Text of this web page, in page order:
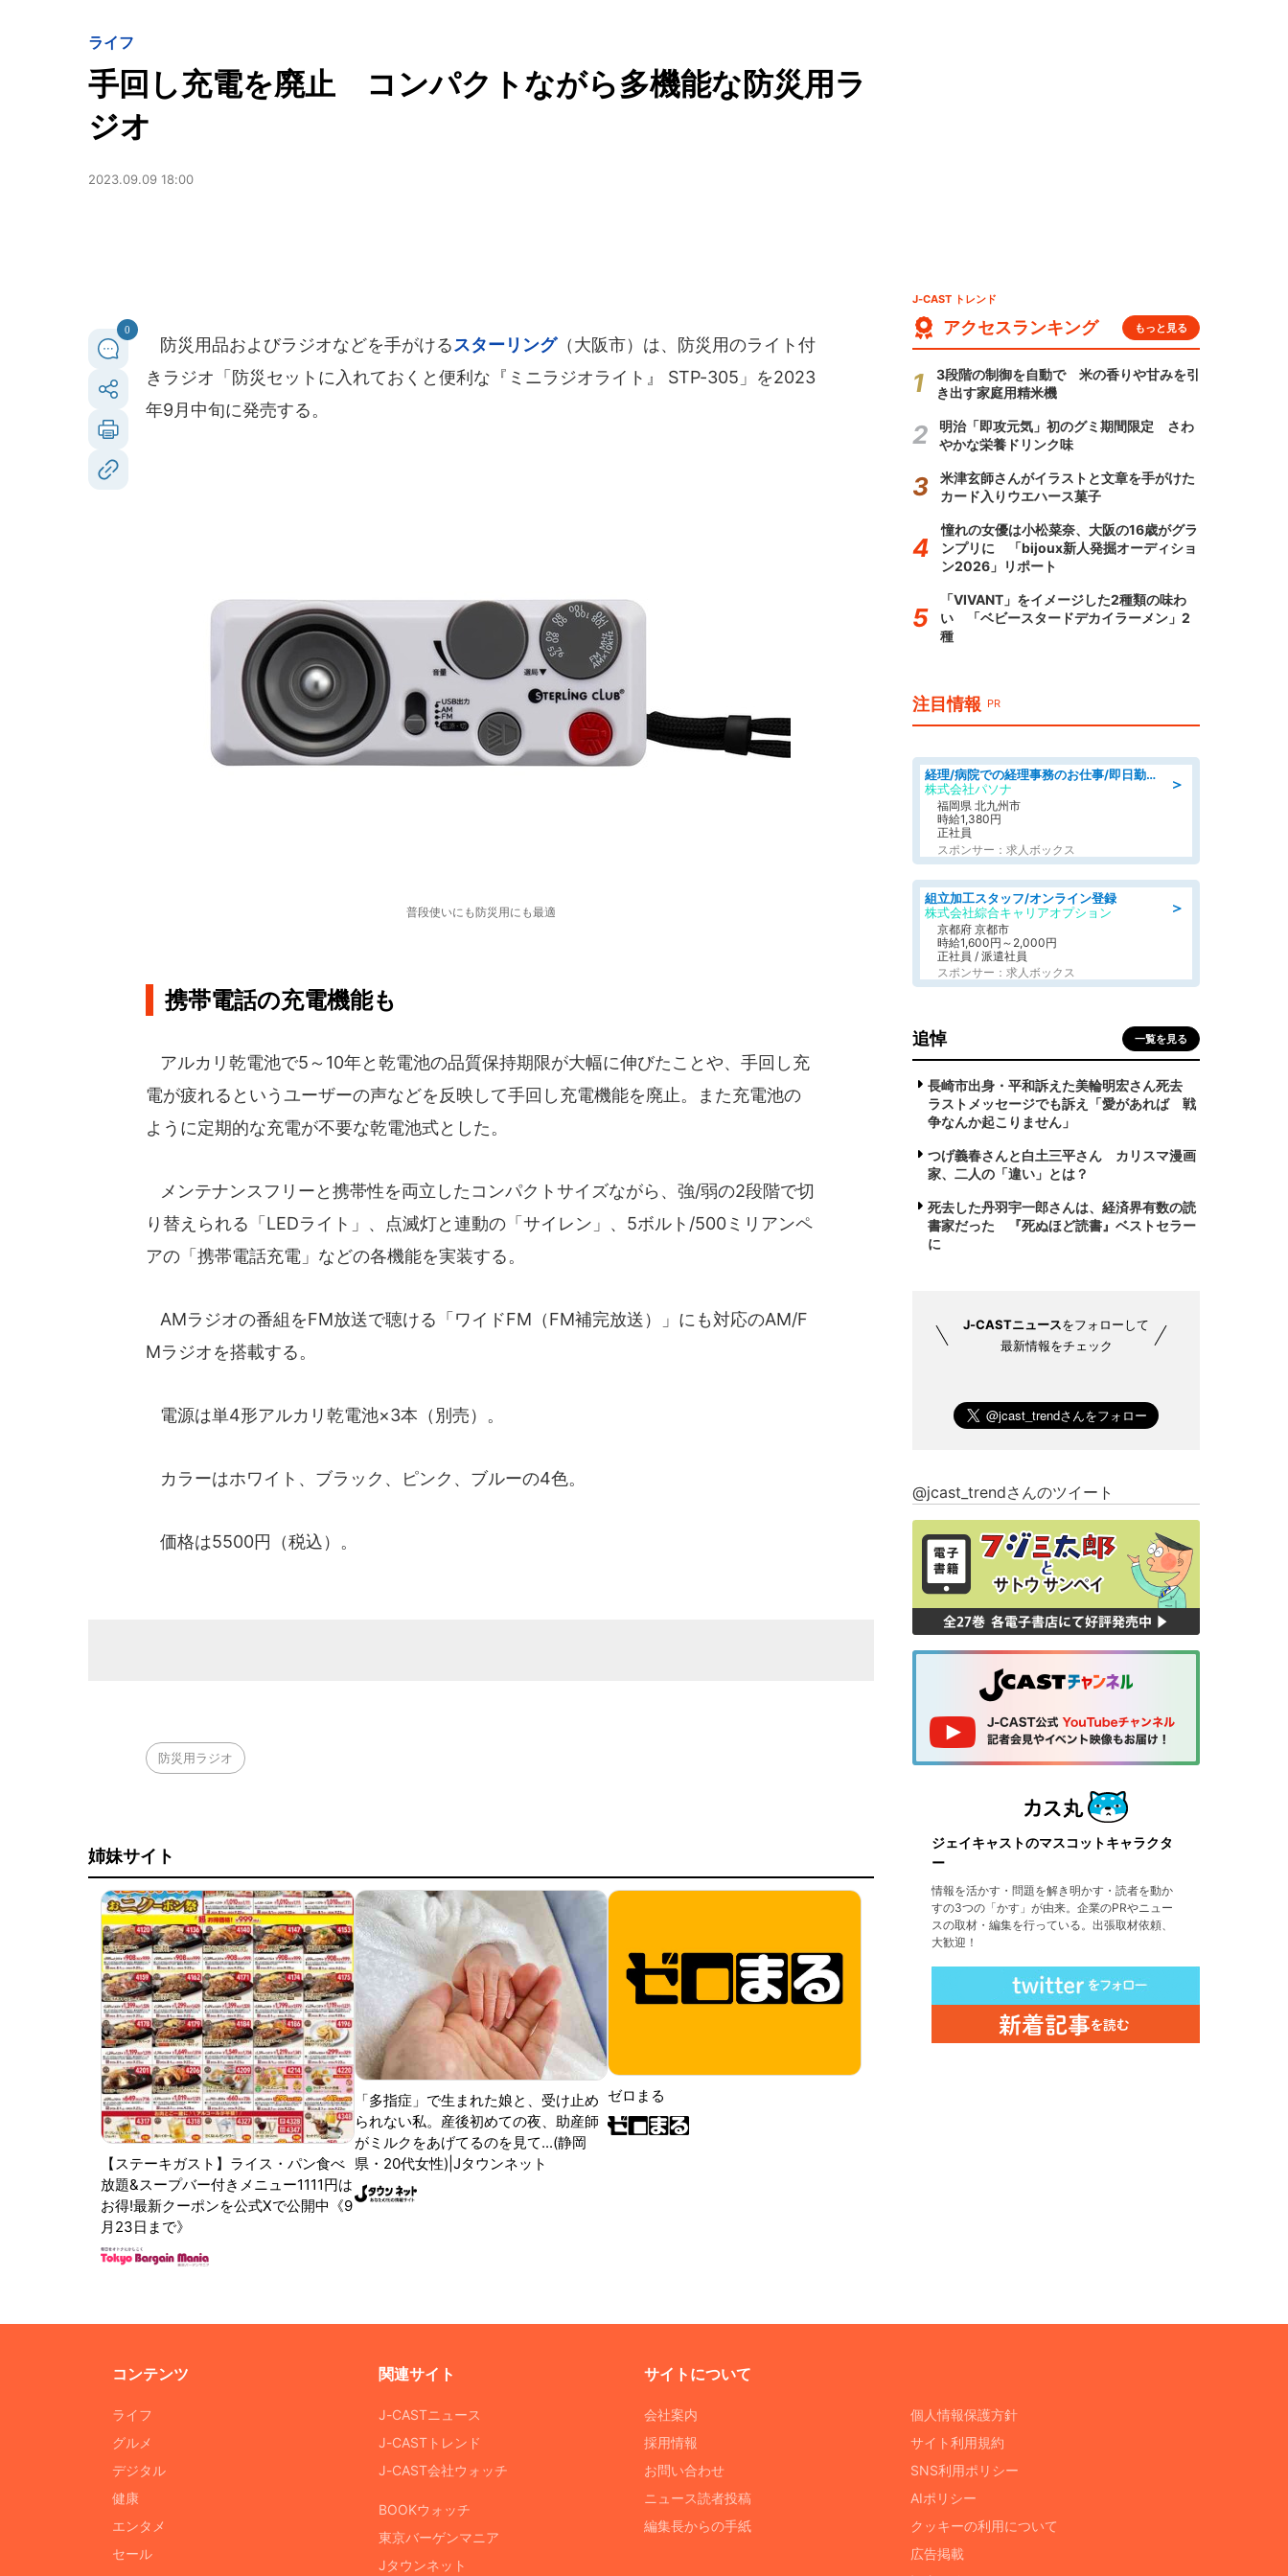
ライフ
手回し充電を廃止 コンパクトながら多機能な防災用ラ
ジオ
2023.09.09 18:00
0
防災用品およびラジオなどを手がけるスターリング（大阪市）は、防災用のライト付
きラジオ「防災セットに入れておくと便利な『ミニラジオライト』 STP-305」を2023
年9月中旬に発売する。
普段使いにも防災用にも最適
携帯電話の充電機能も
アルカリ乾電池で5～10年と乾電池の品質保持期限が大幅に伸びたことや、手回し充
電が疲れるというユーザーの声などを反映して手回し充電機能を廃止。また充電池の
ように定期的な充電が不要な乾電池式とした。
メンテナンスフリーと携帯性を両立したコンパクトサイズながら、強/弱の2段階で切
り替えられる「LEDライト」、点滅灯と連動の「サイレン」、5ボルト/500ミリアンペ
アの「携帯電話充電」などの各機能を実装する。
AMラジオの番組をFM放送で聴ける「ワイドFM（FM補完放送）」にも対応のAM/F
Mラジオを搭載する。
電源は単4形アルカリ乾電池×3本（別売）。
カラーはホワイト、ブラック、ピンク、ブルーの4色。
価格は5500円（税込）。
防災用ラジオ
姉妹サイト
【ステーキガスト】ライス・パン食べ
放題&スープバー付きメニュー1111円は
お得!最新クーポンを公式Xで公開中《9
月23日まで》
「多指症」で生まれた娘と、受け止め
られない私。産後初めての夜、助産師
がミルクをあげてるのを見て...(静岡
県・20代女性)|Jタウンネット
ゼロまる
J-CAST トレンド
アクセスランキング もっと見る
3段階の制御を自動で 米の香りや甘みを引
き出す家庭用精米機
明治「即攻元気」初のグミ期間限定 さわ
やかな栄養ドリンク味
米津玄師さんがイラストと文章を手がけた
カード入りウエハース菓子
憧れの女優は小松菜奈、大阪の16歳がグラ
ンプリに 「bijoux新人発掘オーディショ
ン2026」リポート
「VIVANT」をイメージした2種類の味わ
い 「ベビースタードデカイラーメン」2
種
注目情報 PR
＞
経理/病院での経理事務のお仕事/即日勤務可/車通勤可/経理/一般事務
株式会社パソナ
福岡県 北九州市
時給1,380円
正社員
スポンサー：求人ボックス
＞
組立加工スタッフ/オンライン登録
株式会社綜合キャリアオプション
京都府 京都市
時給1,600円～2,000円
正社員 / 派遣社員
スポンサー：求人ボックス
追悼 一覧を見る
長崎市出身・平和訴えた美輪明宏さん死去
ラストメッセージでも訴え「愛があれば 戦
争なんか起こりません」
つげ義春さんと白土三平さん カリスマ漫画
家、二人の「違い」とは？
死去した丹羽宇一郎さんは、経済界有数の読
書家だった 『死ぬほど読書』ベストセラー
に
J-CASTニュースをフォローして
最新情報をチェック
@jcast_trendさんのツイート
ジェイキャストのマスコットキャラクタ
ー
情報を活かす・問題を解き明かす・読者を動か
すの3つの「かす」が由来。企業のPRやニュー
スの取材・編集を行っている。出張取材依頼、
大歓迎！
コンテンツ
ライフ
グルメ
デジタル
健康
エンタメ
セール
関連サイト
J-CASTニュース
J-CASTトレンド
J-CAST会社ウォッチ
BOOKウォッチ
東京バーゲンマニア
Jタウンネット
サイトについて
会社案内
採用情報
お問い合わせ
ニュース読者投稿
編集長からの手紙
個人情報保護方針
サイト利用規約
SNS利用ポリシー
AIポリシー
クッキーの利用について
広告掲載